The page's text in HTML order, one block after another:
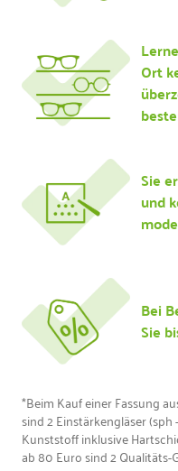
Ort
Sie
und
Bei
Sie
*Beim Kauf einer Fassung
sind 2 Einstärkengläser
Kunststoff inklusive
ab 80 Euro sind 2 Qualitäts-